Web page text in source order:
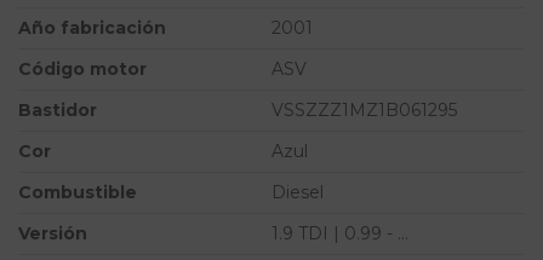
Año fabricación
2001
Código motor
ASV
Bastidor
VSSZZZ1MZ1B061295
Cor
Azul
Combustible
Diesel
Versión
1.9 TDI | 0.99 - ...